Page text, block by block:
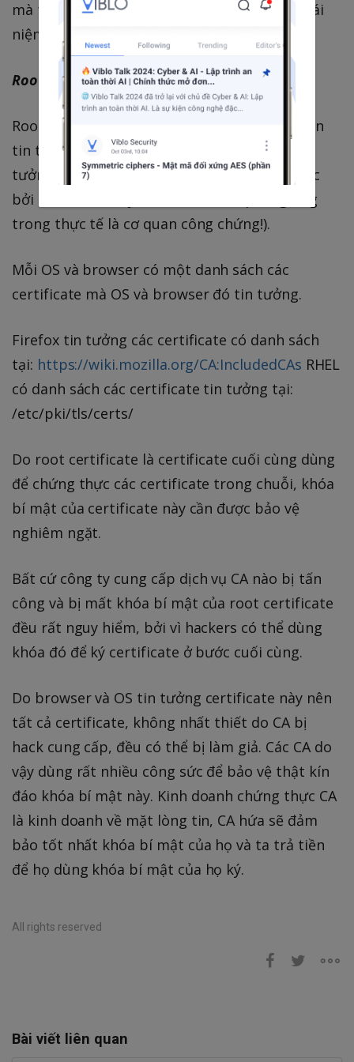
mà ta hoàn toàn tin tưởng. Đến đây ta có khái
niệm
Root certificate
Root certificate là certificate mà ta hoàn toàn
tin tưởng. Khi có certificate này, ta có thể tin
tưởng những certificate mà được chứng thực
bởi certificate này là hoàn toàn hợp lệ (giống
trong thực tế là cơ quan công chứng!).
Mỗi OS và browser có một danh sách các
certificate mà OS và browser đó tin tưởng.
Firefox tin tưởng các certificate có danh sách
tại: https://wiki.mozilla.org/CA:IncludedCAs RHEL
có danh sách các certificate tin tưởng tại:
/etc/pki/tls/certs/
Do root certificate là certificate cuối cùng dùng
để chứng thực các certificate trong chuỗi, khóa
bí mật của certificate này cần được bảo vệ
nghiêm ngặt.
Bất cứ công ty cung cấp dịch vụ CA nào bị tấn
công và bị mất khóa bí mật của root certificate
đều rất nguy hiểm, bởi vì hackers có thể dùng
khóa đó để ký certificate ở bước cuối cùng.
Do browser và OS tin tưởng certificate này nên
tất cả certificate, không nhất thiết do CA bị
hack cung cấp, đều có thể bị làm giả. Các CA do
vậy dùng rất nhiều công sức để bảo vệ thật kín
đáo khóa bí mật này. Kinh doanh chứng thực CA
là kinh doanh về mặt lòng tin, CA hứa sẽ đảm
bảo tốt nhất khóa bí mật của họ và ta trả tiền
để họ dùng khóa bí mật của họ ký.
All rights reserved
Bài viết liên quan